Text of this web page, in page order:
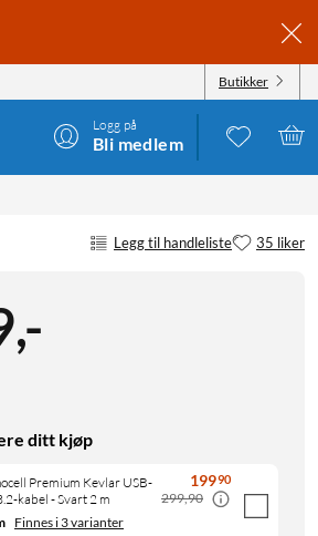
Butikker
Logg på
Bli medlem
Legg til handleliste 35 liker
,-
ditt kjøp
Premium Kevlar USB-
kabel - Svart 2 m
19990
299,90
Finnes i 3 varianter